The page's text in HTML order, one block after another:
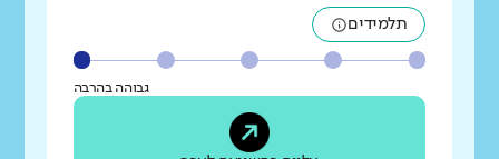
תלמידים
גבוהה בהרבה